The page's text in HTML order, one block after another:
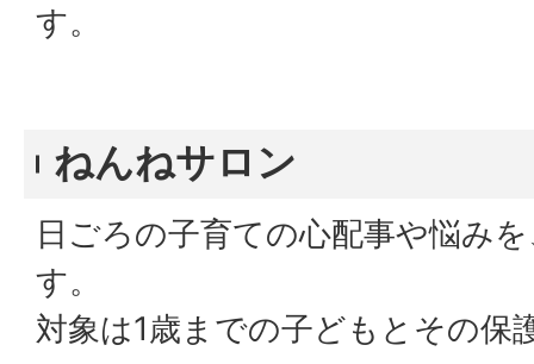
す。
ねんねサロン
日ごろの子育ての心配事や悩み
す。
対象は1歳までの子どもとその保